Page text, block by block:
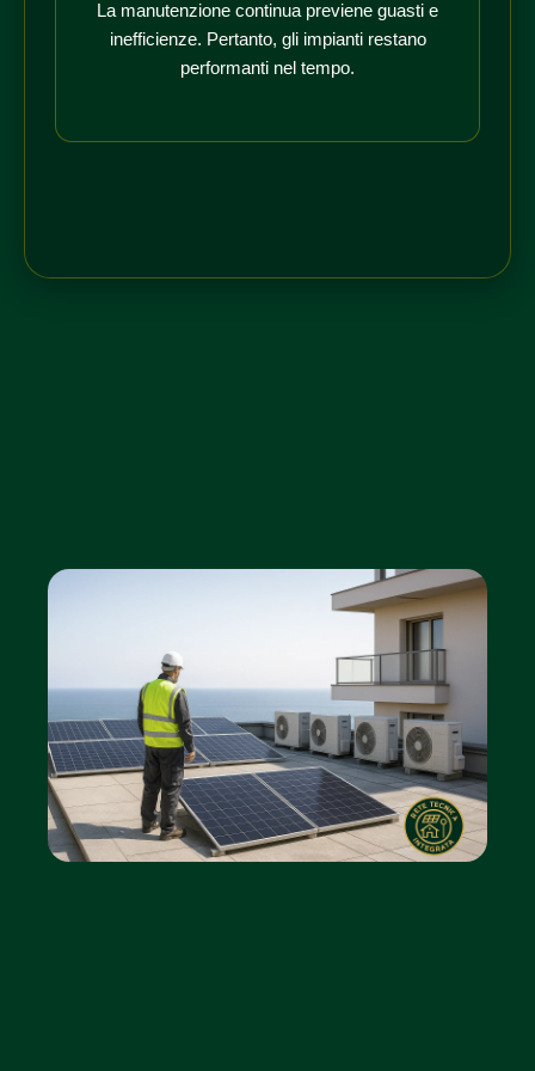
La manutenzione continua previene guasti e
inefficienze. Pertanto, gli impianti restano
performanti nel tempo.